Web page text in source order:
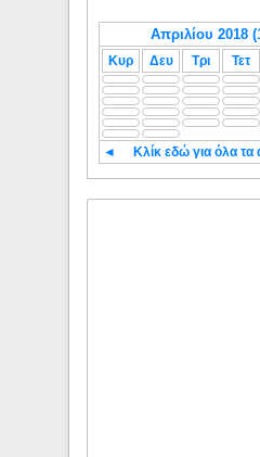
Κυρ Δευ Τρι Τετ
◄ Κλίκ εδώ για όλα